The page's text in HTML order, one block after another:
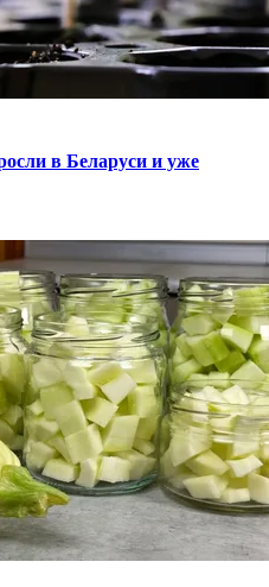
в Беларуси и уже